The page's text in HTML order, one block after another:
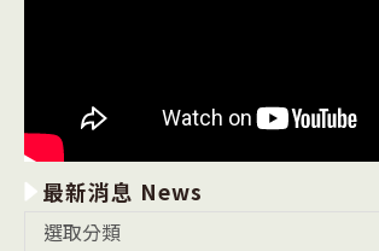
最新消息 News
選取分類